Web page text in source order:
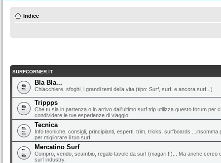
Indice
SURFCORNER.IT
Bla Bla...
Chiacchiere, sfoghi, i grandi temi della vita (tipo: Surf, surf, e ancora surf...)
Trippps
Che tu sia in partenza o in arrivo dall'ultimo surf trip utilizza questo forum per
condividere le tue esperienze di viaggio.
Tecnica
Info tecniche, consigli, principianti, esperti, trim, tricks, surfboards ...insomma
per migliorare il tuo surf.
Mercatino Surf
Compro, vendo, scambio, regalo tavole da surf (magari!!!)... Ma anche cerco
surf industry.